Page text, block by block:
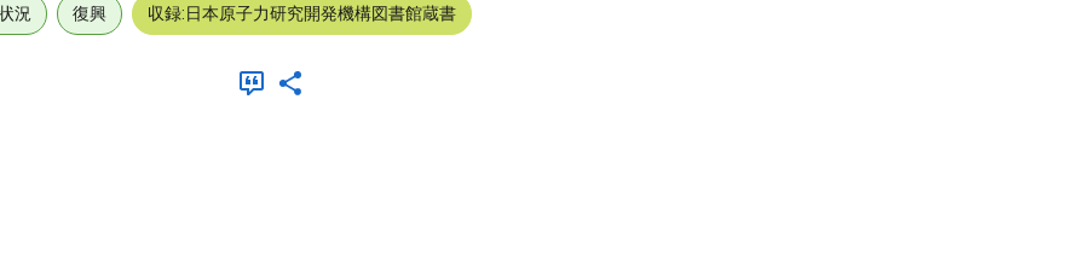
況 復興 収録:日本原子力研究開発機構図書館蔵書